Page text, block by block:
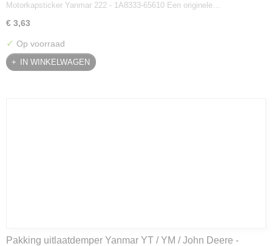
Motorkapsticker Yanmar 222 - 1A8333-65610 Een originele…
€ 3,63
✓ Op voorraad
IN WINKELWAGEN
Pakking uitlaatdemper Yanmar YT / YM / John Deere -